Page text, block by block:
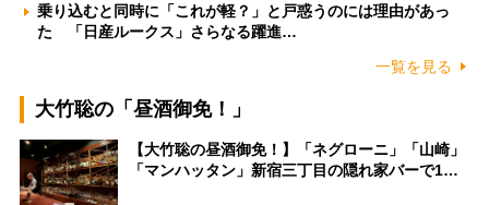
乗り込むと同時に「これが軽？」と戸惑うのには理由があっ
た 「日産ルークス」さらなる躍進…
一覧を見る
大竹聡の「昼酒御免！」
【大竹聡の昼酒御免！】「ネグローニ」「山崎」
「マンハッタン」新宿三丁目の隠れ家バーで1…